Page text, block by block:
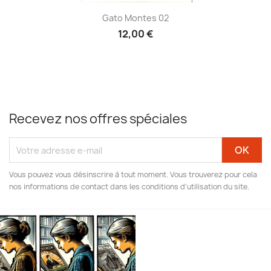
Gato Montes 02
12,00 €
Recevez nos offres spéciales
Vous pouvez vous désinscrire à tout moment. Vous trouverez pour cela
nos informations de contact dans les conditions d'utilisation du site.